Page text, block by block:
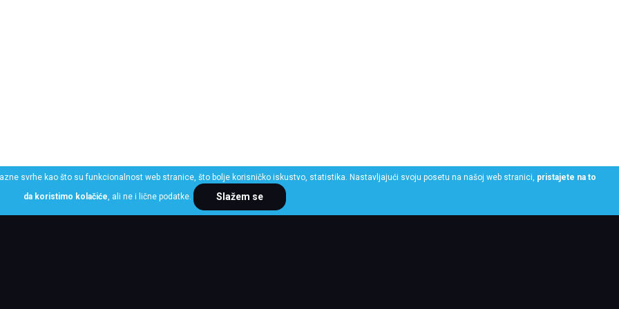
svrhe kao što su funkcionalnost web stranice, što bolje korisničko iskustvo, statistika. Nastavljajući svoju posetu na našoj web stranici, pristajete na to
da koristimo kolačiće , ali ne i lične podatke. Slažem se